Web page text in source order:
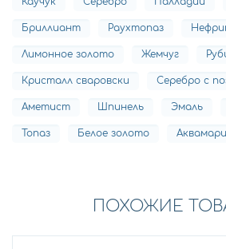
Бриллиант Раухтопаз
Лимонное золото Жемчуг
Кристалл сваровски Серебро с
Аметист Шпинель Эмаль
Топаз Белое золото
ПОХОЖИЕ